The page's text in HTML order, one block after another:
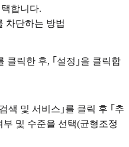
합니다.
차단하는 방법
클릭한 후, ｢설정｣을 클릭합
색 및 서비스｣를 클릭 후 ｢추
및 수준을 선택(균형조정